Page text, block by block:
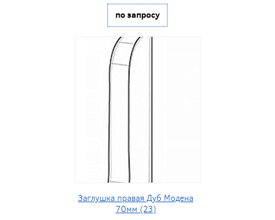
по запросу
Заглушка правая Дуб Модена
70мм (23)